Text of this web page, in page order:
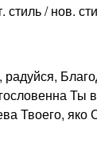
стиль / нов.
Ты
Твоего, яко